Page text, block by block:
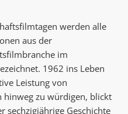
werden alle
aus der
im
1962 ins Leben
Leistung von
hinweg zu würdigen, blickt
sechzigjährige Geschichte